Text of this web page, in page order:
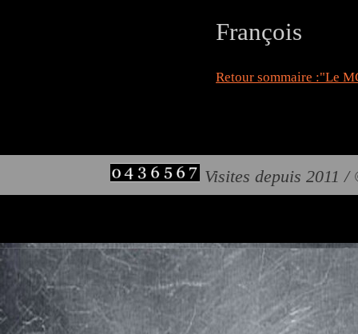
François
Retour sommaire :"Le
Visites depuis 2011